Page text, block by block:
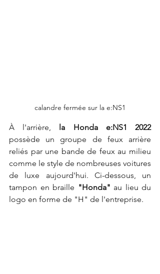
calandre fermée sur la e:NS1
À l'arrière, la Honda e:NS1 2022
possède un groupe de feux arrière
reliés par une bande de feux au milieu
comme le style de nombreuses voitures
de luxe aujourd'hui. Ci-dessous, un
tampon en braille "Honda" au lieu du
logo en forme de "H" de l'entreprise.